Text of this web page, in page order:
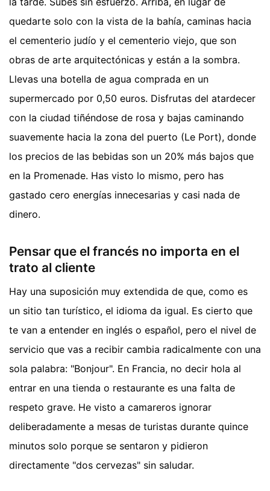
quedarte solo con la vista de la bahía, caminas hacia
el cementerio judío y el cementerio viejo, que son
obras de arte arquitectónicas y están a la sombra.
Llevas una botella de agua comprada en un
supermercado por 0,50 euros. Disfrutas del atardecer
con la ciudad tiñéndose de rosa y bajas caminando
suavemente hacia la zona del puerto (Le Port), donde
los precios de las bebidas son un 20% más bajos que
en la Promenade. Has visto lo mismo, pero has
gastado cero energías innecesarias y casi nada de
dinero.
Pensar que el francés no importa en el
trato al cliente
Hay una suposición muy extendida de que, como es
un sitio tan turístico, el idioma da igual. Es cierto que
te van a entender en inglés o español, pero el nivel de
servicio que vas a recibir cambia radicalmente con una
sola palabra: "Bonjour". En Francia, no decir hola al
entrar en una tienda o restaurante es una falta de
respeto grave. He visto a camareros ignorar
deliberadamente a mesas de turistas durante quince
minutos solo porque se sentaron y pidieron
directamente "dos cervezas" sin saludar.